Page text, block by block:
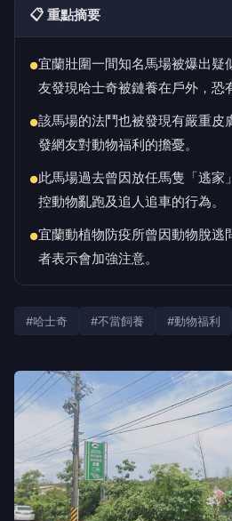
📋 重點摘要
●宜蘭壯圍一間知名馬場被爆出疑
友發現哈士奇被鏈養在戶外，恐
●該馬場的法鬥也被發現有嚴重皮
發網友對動物福利的擔憂。
●此馬場過去曾因放任馬隻「逃家
控動物亂跑及追人追車的行為。
●宜蘭動植物防疫所曾因動物脫逃
者表示會加強注意。
#哈士奇 #不當飼養 #動物福利